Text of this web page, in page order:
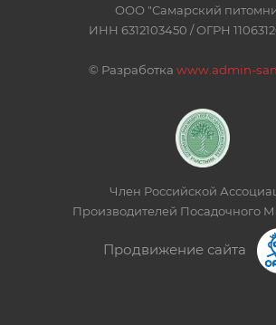
ООО "Самарский
ИНН 6312103450 / ОГРН
© Разработка www.admin-
Член Российской
Производителей Посадочного
Продвижение сайта